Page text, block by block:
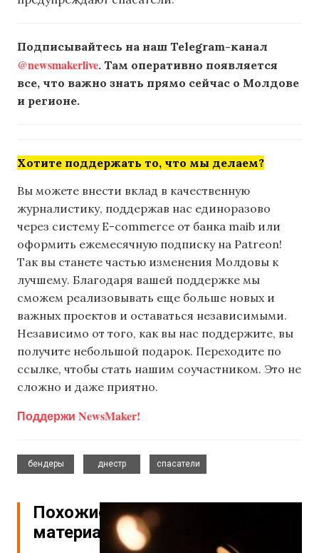
Подписывайтесь на наш Telegram-канал
@newsmakerlive. Там оперативно появляется
все, что важно знать прямо сейчас о Молдове
и регионе.
Хотите поддержать то, что мы делаем?
Вы можете внести вклад в качественную
журналистику, поддержав нас единоразово
через систему E-commerce от банка maib или
оформить ежемесячную подписку на Patreon!
Так вы станете частью изменения Молдовы к
лучшему. Благодаря вашей поддержке мы
сможем реализовывать еще больше новых и
важных проектов и оставаться независимыми.
Независимо от того, как вы нас поддержите, вы
получите небольшой подарок. Переходите по
ссылке, чтобы стать нашим соучастником. Это не
сложно и даже приятно.
Поддержи NewsMaker!
бендеры
днестр
спасатели
Похожие
материалы